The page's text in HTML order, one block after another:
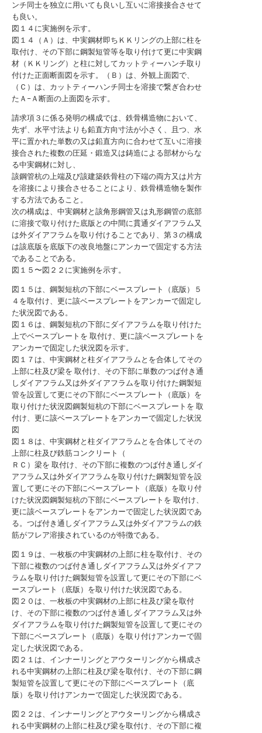
ンチ同士を独立に用いても良いし互いに溶接接合させて
も良い。
図１４に実施例を示す。
図１４（Ａ）は、中実鋼材即ちＫＫリングの上部に柱を
取付け、その下部に鋼製短管等を取り付けて更に中実鋼
材（ＫＫリング）と柱に対してカットティーハンチ取り
付けた正面断面図を示す。（Ｂ）は、外観上面図で、
（Ｃ）は、カットティーハンチ同士を溶接で繋ぎ合わせ
たＡ−Ａ断面の上面図を示す。
請求項３に係る発明の構成では、鉄骨構造物において、
先ず、水平寸法よりも鉛直方向寸法が小さく、且つ、水
平に置かれた単数の又は鉛直方向に合わせて互いに溶接
接合された複数の圧延・鍛造又は鋳造による部材からな
る中実鋼材に対し、
該鋼管杭の上端及び該建築鉄骨柱の下端の両方又は片方
を溶接により接合させることにより、鉄骨構造物を製作
する方法であること。
次の構成は、中実鋼材と該角形鋼管又は丸形鋼管の底部
に溶接で取り付けた底版との中間に貫通ダイアフラム又
は外ダイアフラムを取り付けることであり、第３の構成
は該底版を底版下の改良地盤にアンカーで固定する方法
であることである。
図１５〜図２２に実施例を示す。
図１５は、鋼製短杭の下部にベースプレート（底版）５
４を取付け、更に該ベースプレートをアンカーで固定し
た状況図である。
図１６は、鋼製短杭の下部にダイアフラムを取り付けた
上でベースプレートを 取付け、更に該ベースプレートを
アンカーで固定した状況図を示す。
図１７は、中実鋼材と柱ダイアフラムとを合体してその
上部に柱及び梁を 取付け、その下部に単数のつば付き通
しダイアフラム又は外ダイアフラムを取り付けた鋼製短
管を設置して更にその下部にベースプレート（底版）を
取り付けた状況図鋼製短杭の下部にベースプレートを 取
付け、更に該ベースプレートをアンカーで固定した状況
図
図１８は、中実鋼材と柱ダイアフラムとを合体してその
上部に柱及び鉄筋コンクリート（
ＲＣ）梁を 取付け、その下部に複数のつば付き通しダイ
アフラム又は外ダイアフラムを取り付けた鋼製短管を設
置して更にその下部にベースプレート（底版）を取り付
けた状況図鋼製短杭の下部にベースプレートを 取付け、
更に該ベースプレートをアンカーで固定した状況図であ
る。つば付き通しダイアフラム又は外ダイアフラムの鉄
筋がフレア溶接されているのが特徴である。
図１９は、一枚板の中実鋼材の上部に柱を取付け、その
下部に複数のつば付き通しダイアフラム又は外ダイアフ
ラムを取り付けた鋼製短管を設置して更にその下部にベ
ースプレート（底版）を取り付けた状況図である。
図２０は、一枚板の中実鋼材の上部に柱及び梁を取付
け、その下部に複数のつば付き通しダイアフラム又は外
ダイアフラムを取り付けた鋼製短管を設置して更にその
下部にベースプレート（底版）を取り付けアンカーで固
定した状況図である。
図２１は、インナーリングとアウターリングから構成さ
れる中実鋼材の上部に柱及び梁を取付け、その下部に鋼
製短管を設置して更にその下部にベースプレート（底
版）を取り付けアンカーで固定した状況図である。
図２２は、インナーリングとアウターリングから構成さ
れる中実鋼材の上部に柱及び梁を取付け、その下部に複